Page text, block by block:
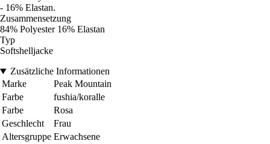
- 16% Elastan.
Zusammensetzung
84% Polyester 16% Elastan
Typ
Softshelljacke
Zusätzliche Informationen
Marke
Peak Mountain
Farbe
fushia/koralle
Farbe
Rosa
Geschlecht
Frau
Altersgruppe Erwachsene